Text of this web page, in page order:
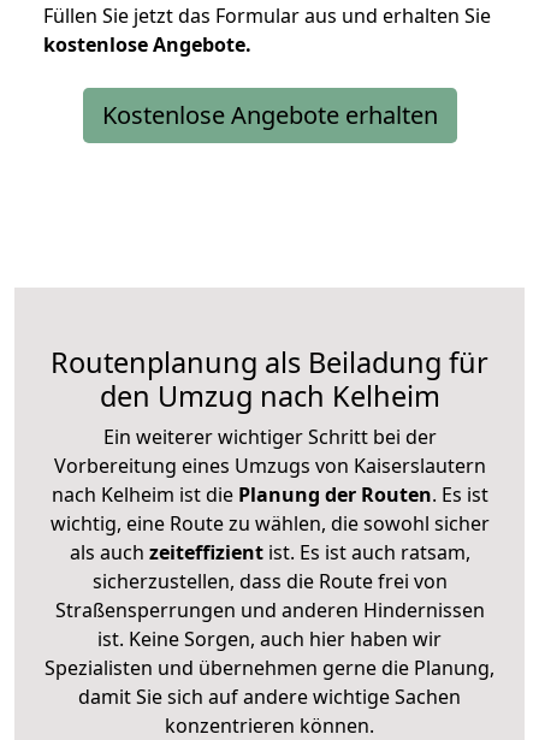
Füllen Sie jetzt das Formular aus und erhalten Sie
kostenloseAngebote.
Kostenlose Angebote erhalten
Routenplanung als Beiladung für
den Umzug nach Kelheim
Ein weiterer wichtiger Schritt bei der
Vorbereitung eines Umzugs von Kaiserslautern
nach Kelheim ist diePlanung der Routen. Es ist
wichtig, eine Route zu wählen, die sowohl sicher
als auch zeiteffizientist. Es ist auch ratsam,
sicherzustellen, dass die Route frei von
Straßensperrungen und anderen Hindernissen
ist. Keine Sorgen, auch hier haben wir
Spezialisten und übernehmen gerne die Planung,
damit Sie sich auf andere wichtige Sachen
konzentrieren können.